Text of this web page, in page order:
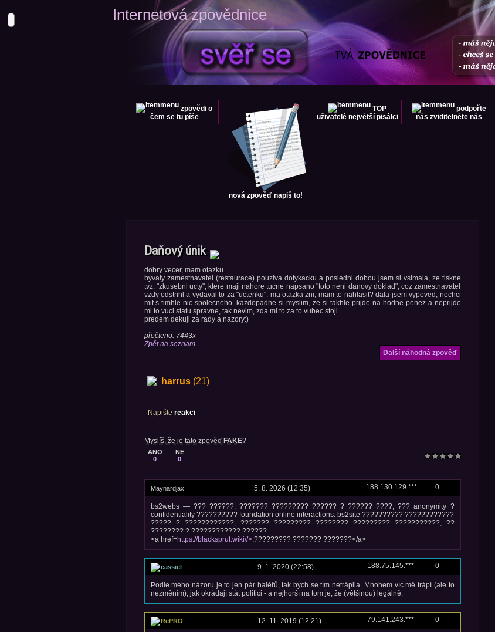
Internetová zpovědnice
zpovědi o
čem se tu píše
nová zpověď napiš to!
TOP
uživatelé největší pisálci
podpořte
nás zviditelněte nás
Daňový únik
dobry vecer, mam otazku.
byvaly zamestnavatel (restaurace) pouziva dotykacku a posledni dobou jsem si vsimala, ze tiskne
tvz. "zkusebni ucty", ktere maji nahore tucne napsano "toto neni danovy doklad", coz zamestnavatel
vzdy odstrihl a vydaval to za "uctenku". ma otazka zni; mam to nahlasit? dala jsem vypoved, nechci
mit s timhle nic spolecneho. kazdopadne si myslim, ze si takhle prijde na hodne penez a neprijde
mi to vuci statu spravne, tak nevim, zda mi to za to vubec stoji.
predem dekuji za rady a nazory:)
přečteno: 7443x
Zpět na seznam
Další náhodná zpověď
harrus(21)
Napište reakci
Myslíš, že je tato zpověďFAKE?
ANO
0
NE
0
Maynardjax 5. 8. 2026 (12:35) 188.130.129.*** 0
bs2webs — ??? ??????, ??????? ????????? ?????? ? ?????? ????, ??? anonymity ?
confidentiality ?????????? foundation online interactions. bs2site ?????????? ????????????
????? ? ????????????, ??????? ????????? ???????? ????????? ???????????, ??
???????? ? ???????????? ??????.
<a href=https://blacksprut.wiki//>;????????? ??????? ???????</a>
cassiel 9. 1. 2020 (22:58) 188.75.145.*** 0
Podle mého názoru je to jen pár haléřů, tak bych se tím netrápila. Mnohem víc mě trápí (ale to
nezměním), jak okrádají stát politici - a nejhorší na tom je, že (většinou) legálně.
RePRO 12. 11. 2019 (12:21) 79.141.243.*** 0